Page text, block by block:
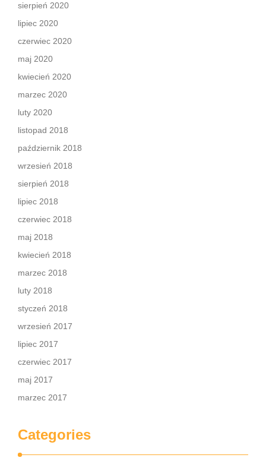
sierpień 2020
lipiec 2020
czerwiec 2020
maj 2020
kwiecień 2020
marzec 2020
luty 2020
listopad 2018
październik 2018
wrzesień 2018
sierpień 2018
lipiec 2018
czerwiec 2018
maj 2018
kwiecień 2018
marzec 2018
luty 2018
styczeń 2018
wrzesień 2017
lipiec 2017
czerwiec 2017
maj 2017
marzec 2017
Categories